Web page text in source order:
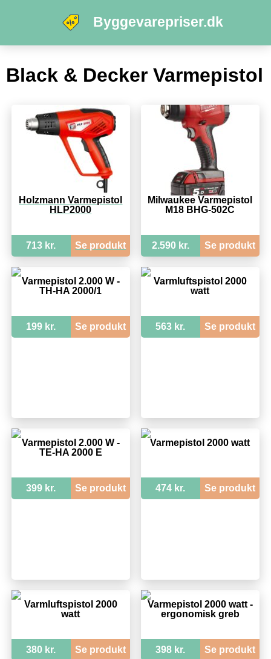
Byggevarepriser.dk
Black & Decker Varmepistol
Holzmann Varmepistol
HLP2000
713 kr. Se produkt
Milwaukee Varmepistol
M18 BHG-502C
2.590 kr. Se produkt
Varmepistol 2.000 W -
TH-HA 2000/1
199 kr. Se produkt
Varmluftspistol 2000
watt
563 kr. Se produkt
Varmepistol 2.000 W -
TE-HA 2000 E
399 kr. Se produkt
Varmepistol 2000 watt
474 kr. Se produkt
Varmluftspistol 2000
watt
380 kr. Se produkt
Varmepistol 2000 watt -
ergonomisk greb
398 kr. Se produkt